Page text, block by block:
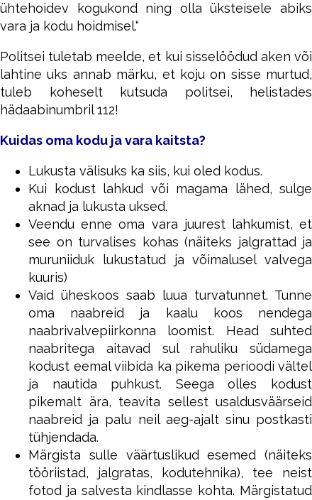
ühtehoidev kogukond ning olla üksteisele abiks
vara ja kodu hoidmisel.“
Politsei tuletab meelde, et kui sisselöödud aken või
lahtine uks annab märku, et koju on sisse murtud,
tuleb koheselt kutsuda politsei, helistades
hädaabinumbril 112!
Kuidas oma kodu ja vara kaitsta?
Lukusta välisuks ka siis, kui oled kodus.
Kui kodust lahkud või magama lähed, sulge
aknad ja lukusta uksed.
Veendu enne oma vara juurest lahkumist, et
see on turvalises kohas (näiteks jalgrattad ja
muruniiduk lukustatud ja võimalusel valvega
kuuris)
Vaid üheskoos saab luua turvatunnet. Tunne
oma naabreid ja kaalu koos nendega
naabrivalvepiirkonna loomist. Head suhted
naabritega aitavad sul rahuliku südamega
kodust eemal viibida ka pikema perioodi vältel
ja nautida puhkust. Seega olles kodust
pikemalt ära, teavita sellest usaldusväärseid
naabreid ja palu neil aeg-ajalt sinu postkasti
tühjendada.
Märgista sulle väärtuslikud esemed (näiteks
tööriistad, jalgratas, kodutehnika), tee neist
fotod ja salvesta kindlasse kohta. Märgistatud